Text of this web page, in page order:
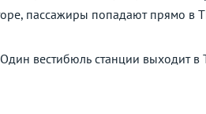
пассажиры попадают прямо в
вестибюль станции выходит